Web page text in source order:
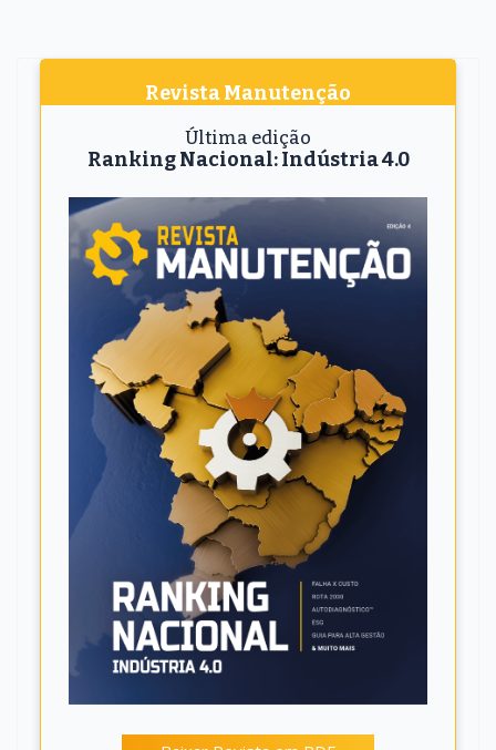
Revista Manutenção
Última edição
Ranking Nacional: Indústria 4.0